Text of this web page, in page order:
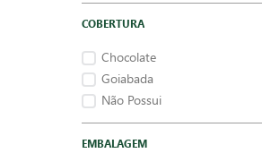
COBERTURA
Chocolate
Goiabada
Não Possui
EMBALAGEM